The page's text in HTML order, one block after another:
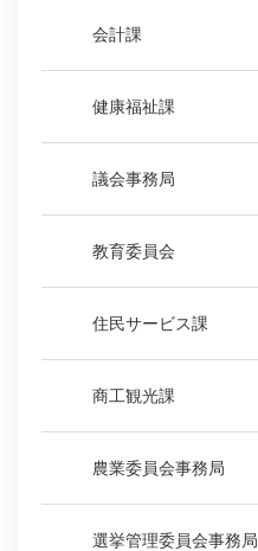
会計課
健康福祉課
議会事務局
教育委員会
住民サービス課
商工観光課
農業委員会事務局
選挙管理委員会事務局